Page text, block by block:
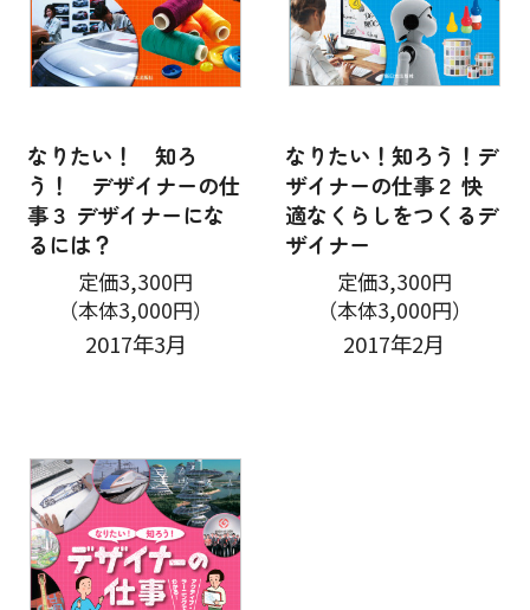
なりたい！ 知ろ
う！ デザイナーの仕
事３ デザイナーにな
るには？
定価3,300円
（本体3,000円）
2017年3月
なりたい！知ろう！デ
ザイナーの仕事２ 快
適なくらしをつくるデ
ザイナー
定価3,300円
（本体3,000円）
2017年2月